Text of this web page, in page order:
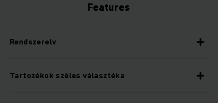
Features
Rendszerelv
Tartozékok széles választéka